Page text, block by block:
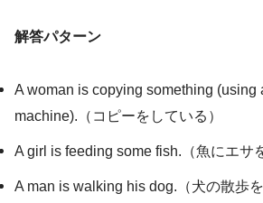
解答パターン
A woman is copying something (using
machine).（コピーをしている）
A girl is feeding some fish.（魚にエサ
A man is walking his dog.（犬の散歩を